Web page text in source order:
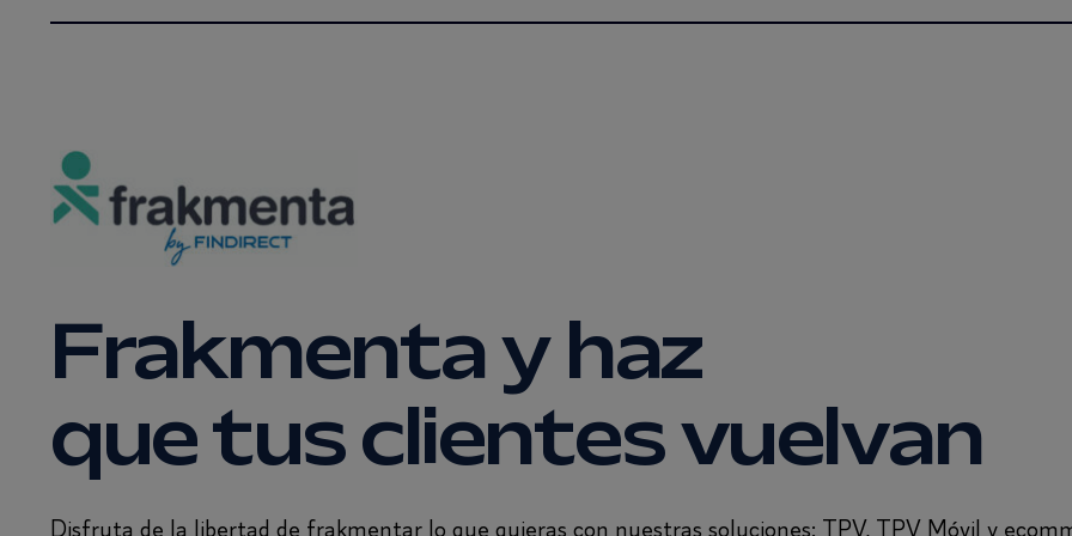
Frakmenta y haz
que tus clientes vuelvan
Disfruta de la libertad de frakmentar lo que quieras con nuestras soluciones: TPV, TPV Móvil y